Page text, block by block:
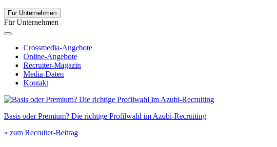
Für Unternehmen
Für Unternehmen
Crossmedia-Angebote
Online-Angebote
Recruiter-Magazin
Media-Daten
Kontakt
Basis oder Premium? Die richtige Profilwahl im Azubi-Recruiting
» zum Recruiter-Beitrag